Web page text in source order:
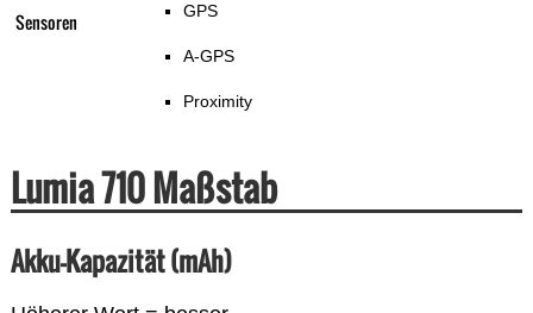
Sensoren GPS
A-GPS
Proximity
Lumia 710 Maßstab
Akku-Kapazität (mAh)